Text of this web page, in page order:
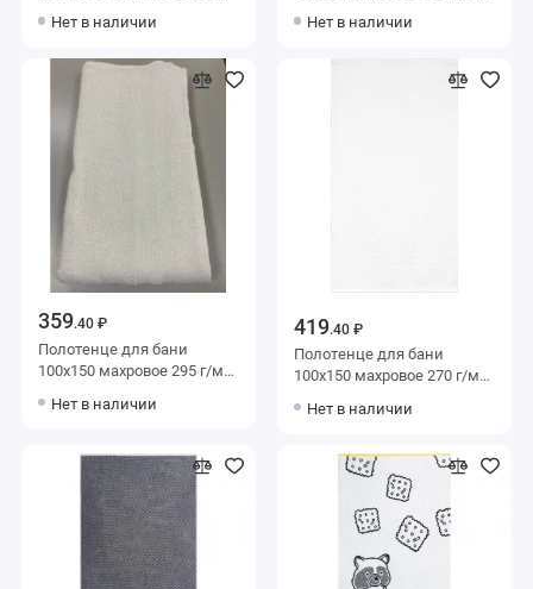
Нет в наличии
мануфактура
Нет в наличии
359.40 ₽
Полотенце для бани
100х150 махровое 295 г/м2
мануфактура
Нет в наличии
419.40 ₽
Полотенце для бани
100х150 махровое 270 г/м2
мануфактура Fortuna
Нет в наличии